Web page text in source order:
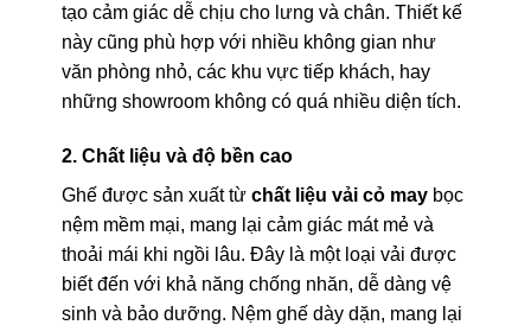
tạo cảm giác dễ chịu cho lưng và chân. Thiết kế
này cũng phù hợp với nhiều không gian như
văn phòng nhỏ, các khu vực tiếp khách, hay
những showroom không có quá nhiều diện tích.
2. Chất liệu và độ bền cao
Ghế được sản xuất từ chất liệu vải cỏ maybọc
nệm mềm mại, mang lại cảm giác mát mẻ và
thoải mái khi ngồi lâu. Đây là một loại vải được
biết đến với khả năng chống nhăn, dễ dàng vệ
sinh và bảo dưỡng. Nệm ghế dày dặn, mang lại